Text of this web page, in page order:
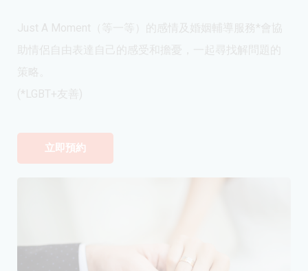
Just A Moment（等一等）的感情及婚姻輔導服務*會協
助情侶自由表達自己的感受和擔憂，一起尋找解問題的
策略。
(*LGBT+友善)
立即預約